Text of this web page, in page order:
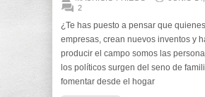
2
¿Te has puesto a pensar que
empresas, crean nuevos inventos y
producir el campo somos las
los políticos surgen del seno de
fomentar desde el hogar